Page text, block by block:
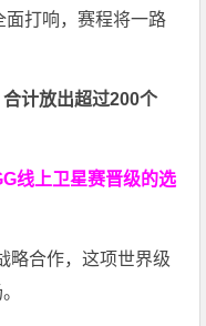
面打响，赛程将一路
合计放出超过200个
线上卫星赛晋级的选
略合作，这项世界级